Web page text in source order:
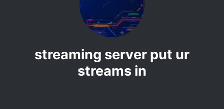
streaming server put ur
streams in